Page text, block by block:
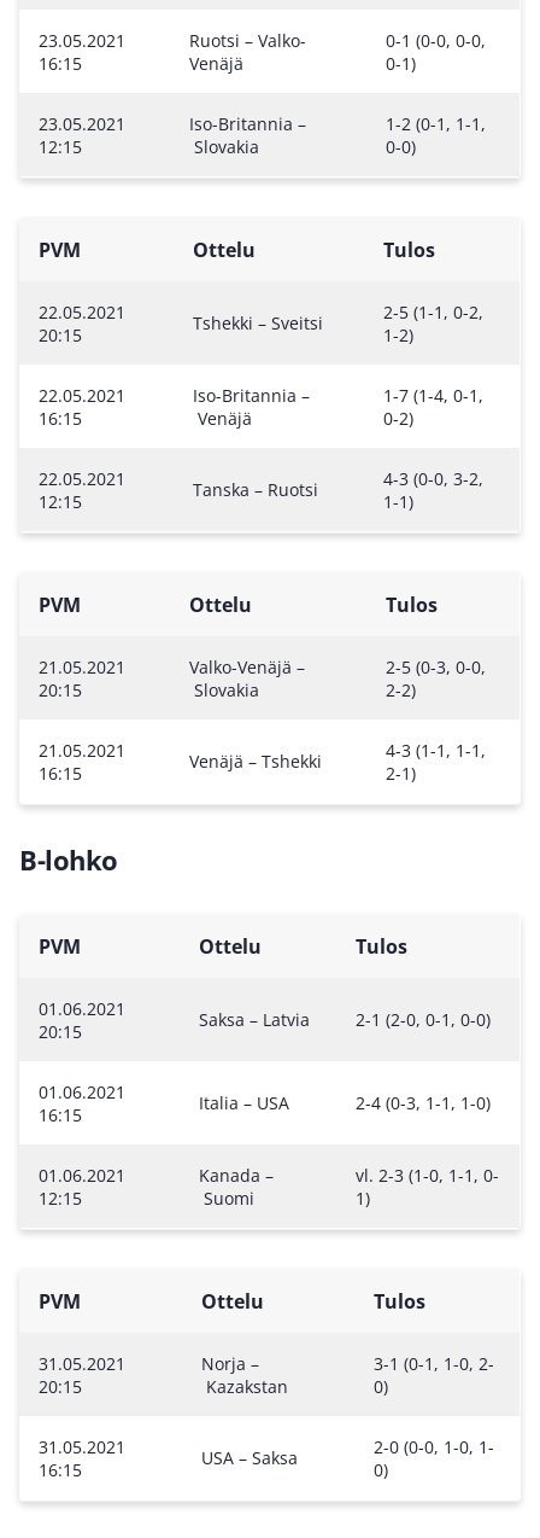
23.05.2021
16:15
Ruotsi – Valko-
Venäjä
0-1 (0-0, 0-0,
0-1)
23.05.2021
12:15
Iso-Britannia –
Slovakia
1-2 (0-1, 1-1,
0-0)
PVM Ottelu Tulos
22.05.2021
20:15
Tshekki – Sveitsi
2-5 (1-1, 0-2,
1-2)
22.05.2021
16:15
Iso-Britannia –
Venäjä
1-7 (1-4, 0-1,
0-2)
22.05.2021
12:15
Tanska – Ruotsi
4-3 (0-0, 3-2,
1-1)
PVM Ottelu Tulos
21.05.2021
20:15
Valko-Venäjä –
Slovakia
2-5 (0-3, 0-0,
2-2)
21.05.2021
16:15
Venäjä – Tshekki
4-3 (1-1, 1-1,
2-1)
B-lohko
PVM Ottelu Tulos
01.06.2021
20:15
Saksa – Latvia 2-1 (2-0, 0-1, 0-0)
01.06.2021
16:15
Italia – USA 2-4 (0-3, 1-1, 1-0)
01.06.2021
12:15
Kanada –
Suomi
vl. 2-3 (1-0, 1-1, 0-
1)
PVM Ottelu Tulos
31.05.2021
20:15
Norja –
Kazakstan
3-1 (0-1, 1-0, 2-
0)
31.05.2021
16:15
USA – Saksa
2-0 (0-0, 1-0, 1-
0)